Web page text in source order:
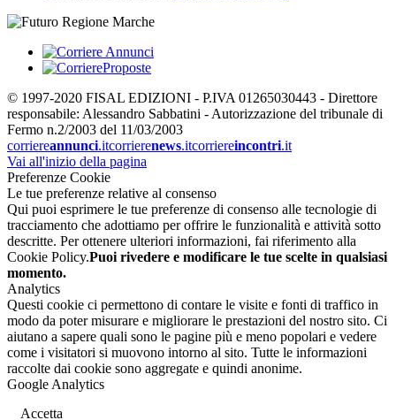
© 1997-2020 FISAL EDIZIONI - P.IVA 01265030443 - Direttore
responsabile: Alessandro Sabbatini - Autorizzazione del tribunale di
Fermo n.2/2003 del 11/03/2003
corriereannunci.itcorrierenews.itcorriereincontri.it
Vai all'inizio della pagina
Preferenze Cookie
Le tue preferenze relative al consenso
Qui puoi esprimere le tue preferenze di consenso alle tecnologie di
tracciamento che adottiamo per offrire le funzionalità e attività sotto
descritte. Per ottenere ulteriori informazioni, fai riferimento alla
Cookie Policy.Puoi rivedere e modificare le tue scelte in qualsiasi
momento.
Analytics
Questi cookie ci permettono di contare le visite e fonti di traffico in
modo da poter misurare e migliorare le prestazioni del nostro sito. Ci
aiutano a sapere quali sono le pagine più e meno popolari e vedere
come i visitatori si muovono intorno al sito. Tutte le informazioni
raccolte dai cookie sono aggregate e quindi anonime.
Google Analytics
Accetta